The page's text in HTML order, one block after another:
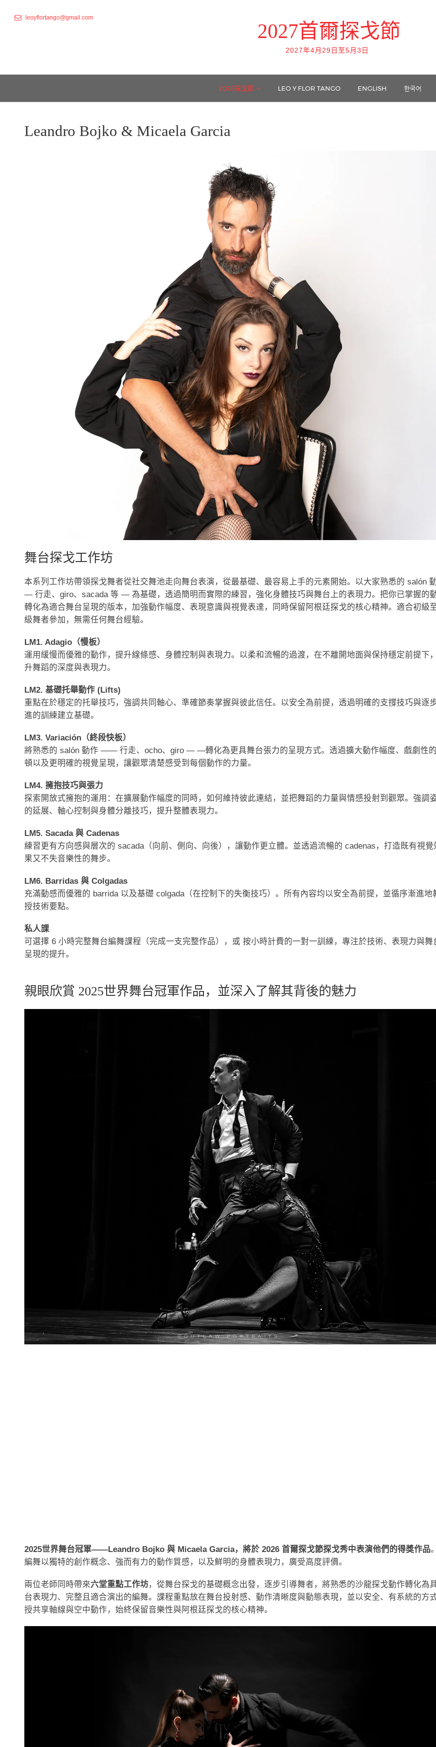
leoyflortango@gmail.com
2027首爾探戈節
2027年4月29日至5月3日
2026探戈節 LEO Y FLOR TANGO ENGLISH 한국어
Leandro Bojko & Micaela Garcia
舞台探戈工作坊
本系列工作坊帶領探戈舞者從社交舞池走向舞台表演，從最基礎、最容易上手的元素開始。以大家熟悉的 salón
— 行走、giro、sacada 等 — 為基礎，透過簡明而實際的練習，強化身體技巧與舞台上的表現力。把你已掌握的
轉化為適合舞台呈現的版本，加強動作幅度、表現意識與視覺表達，同時保留阿根廷探戈的核心精神。適合初級
級舞者參加，無需任何舞台經驗。
LM1. Adagio（慢板）
運用緩慢而優雅的動作，提升線條感、身體控制與表現力。以柔和流暢的過渡，在不離開地面與保持穩定前提下
升舞蹈的深度與表現力。
LM2. 基礎托舉動作 (Lifts)
重點在於穩定的托舉技巧，強調共同軸心、準確節奏掌握與彼此信任。以安全為前提，透過明確的支撐技巧與逐
進的訓練建立基礎。
LM3. Variación（終段快板）
將熟悉的 salón 動作 —— 行走、ocho、giro — —轉化為更具舞台張力的呈現方式。透過擴大動作幅度、戲劇性
頓以及更明確的視覺呈現，讓觀眾清楚感受到每個動作的力量。
LM4. 擁抱技巧與張力
探索開放式擁抱的運用：在擴展動作幅度的同時，如何維持彼此連結，並把舞蹈的力量與情感投射到觀眾。強調
的延展、軸心控制與身體分離技巧，提升整體表現力。
LM5. Sacada 與 Cadenas
練習更有方向感與層次的 sacada（向前、側向、向後），讓動作更立體。並透過流暢的 cadenas，打造既有視覺
果又不失音樂性的舞步。
LM6. Barridas 與 Colgadas
充滿動感而優雅的 barrida 以及基礎 colgada（在控制下的失衡技巧）。所有內容均以安全為前提，並循序漸進地
授技術要點。
私人課
可選擇 6 小時完整舞台編舞課程（完成一支完整作品），或 按小時計費的一對一訓練，專注於技術、表現力與舞
呈現的提升。
親眼欣賞 2025世界舞台冠軍作品，並深入了解其背後的魅力
2025世界舞台冠軍——Leandro Bojko 與 Micaela Garcia，將於 2026 首爾探戈節探戈秀中表演他們的得獎作品
編舞以獨特的創作概念、強而有力的動作質感，以及鮮明的身體表現力，廣受高度評價。
兩位老師同時帶來六堂重點工作坊，從舞台探戈的基礎概念出發，逐步引導舞者，將熟悉的沙龍探戈動作轉化為
台表現力、完整且適合演出的編舞。課程重點放在舞台投射感、動作清晰度與動態表現，並以安全、有系統的方
授共享軸線與空中動作，始終保留音樂性與阿根廷探戈的核心精神。